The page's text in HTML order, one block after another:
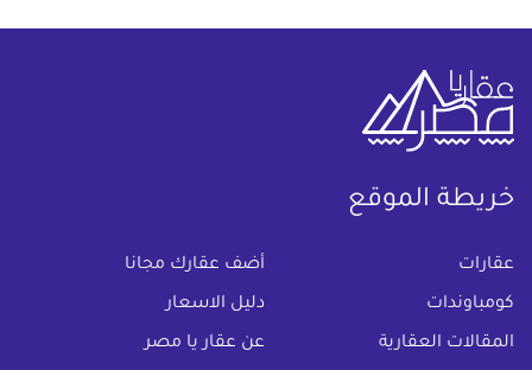
خريطة الموقع
عقارات أضف عقارك مجانا
كومباوندات دليل الاسعار
المقالات العقارية عن عقار يا مصر